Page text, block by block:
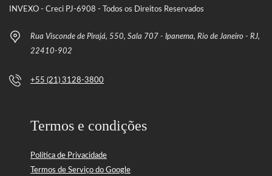
INVEXO - Creci PJ-6908 - Todos os Direitos Reservados
Rua Visconde de Pirajá, 550, Sala 707 - Ipanema, Rio de Janeiro - RJ,
22410-902
+55 (21) 3128-3800
Termos e condições
Política de Privacidade
Termos de Serviço do Google